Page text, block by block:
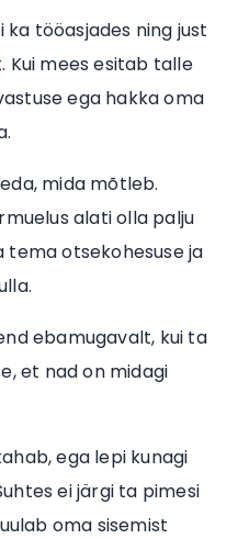
ka tööasjades ning just
mees esitab talle
ega hakka oma
mida mõtleb.
alati olla palju
tema otsekohesuse ja
ebamugavalt, kui ta
et nad on midagi
ega lepi kunagi
ei järgi ta pimesi
oma sisemist